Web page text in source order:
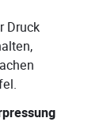
Druck